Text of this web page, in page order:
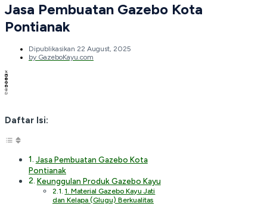
Jasa Pembuatan Gazebo Kota
Pontianak
Dipublikasikan 22 August, 2025
by GazeboKayu.com
Daftar Isi:
Jasa Pembuatan Gazebo Kota
Pontianak
Keunggulan Produk Gazebo Kayu
1. Material Gazebo Kayu Jati
dan Kelapa (Glugu) Berkualitas